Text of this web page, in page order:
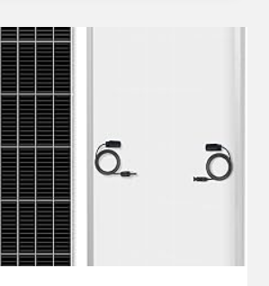
SOLARPANEL
FALTBAR
200W,
25%
HOCH-
EFFIZIENZ
TRAGBARES
SOLARMODUL,
IP65